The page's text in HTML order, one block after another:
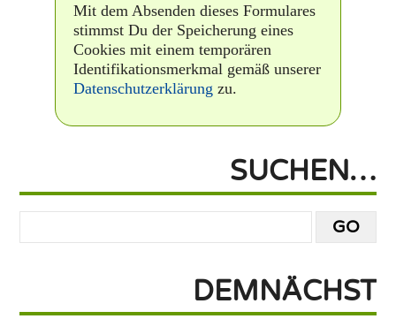
Mit dem Absenden dieses Formulares
stimmst Du der Speicherung eines
Cookies mit einem temporären
Identifikationsmerkmal gemäß unserer
Datenschutzerklärung zu.
SUCHEN…
DEMNÄCHST